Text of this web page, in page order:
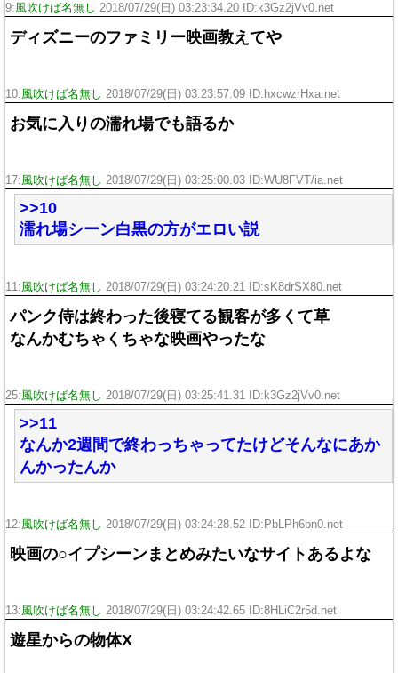
9:風吹けば名無し 2018/07/29(日) 03:23:34.20 ID:k3Gz2jVv0.net
ディズニーのファミリー映画教えてや
10:風吹けば名無し 2018/07/29(日) 03:23:57.09 ID:hxcwzrHxa.net
お気に入りの濡れ場でも語るか
17:風吹けば名無し 2018/07/29(日) 03:25:00.03 ID:WU8FVT/ia.net
>>10
濡れ場シーン白黒の方がエロい説
11:風吹けば名無し 2018/07/29(日) 03:24:20.21 ID:sK8drSX80.net
パンク侍は終わった後寝てる観客が多くて草
なんかむちゃくちゃな映画やったな
25:風吹けば名無し 2018/07/29(日) 03:25:41.31 ID:k3Gz2jVv0.net
>>11
なんか2週間で終わっちゃってたけどそんなにあか
んかったんか
12:風吹けば名無し 2018/07/29(日) 03:24:28.52 ID:PbLPh6bn0.net
映画の○イプシーンまとめみたいなサイトあるよな
13:風吹けば名無し 2018/07/29(日) 03:24:42.65 ID:8HLiC2r5d.net
遊星からの物体X